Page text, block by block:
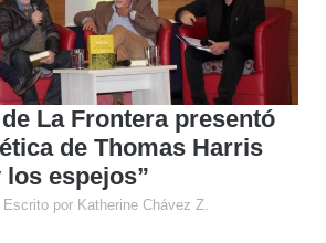
La Frontera presentó
de Thomas Harris
los espejos”
Escrito por Katherine Chávez Z.